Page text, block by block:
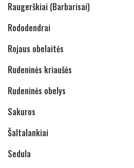
Raugerškiai (Barbarisai)
Rododendrai
Rojaus obelaitės
Rudeninės kriaušės
Rudeninės obelys
Sakuros
Šaltalankiai
Sedula